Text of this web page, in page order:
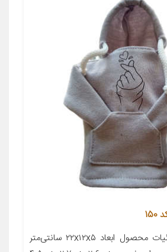
معرفی محصول جزئیات محصول ابعاد ۲۲x۱۲x۵ سانتی‌متر